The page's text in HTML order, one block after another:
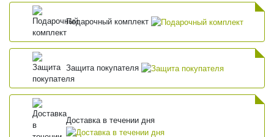
Подарочный комплект
Защита покупателя
Доставка в течении дня